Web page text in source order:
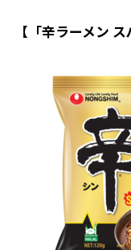
【「辛ラーメン